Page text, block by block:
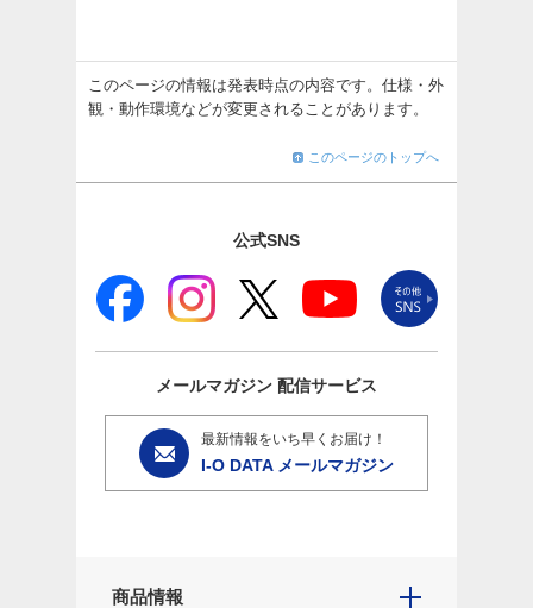
このページの情報は発表時点の内容です。仕様・外
観・動作環境などが変更されることがあります。
このページのトップへ
公式SNS
メールマガジン 配信サービス
最新情報をいち早くお届け！
I-O DATA メールマガジン
商品情報